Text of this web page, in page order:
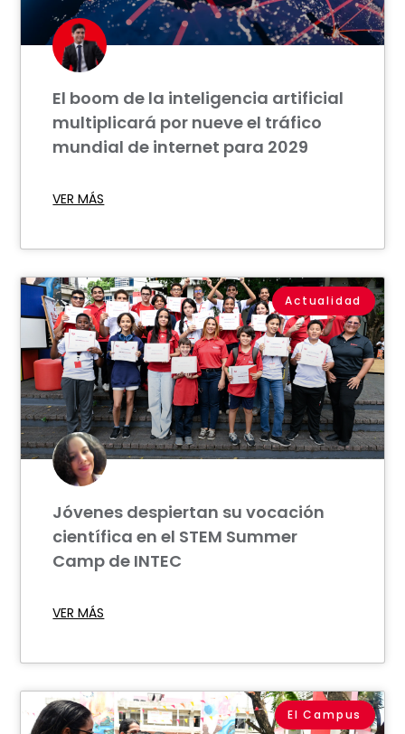
El boom de la inteligencia artificial
multiplicará por nueve el tráfico
mundial de internet para 2029
VER MÁS
Actualidad
Jóvenes despiertan su vocación
científica en el STEM Summer
Camp de INTEC
VER MÁS
El Campus